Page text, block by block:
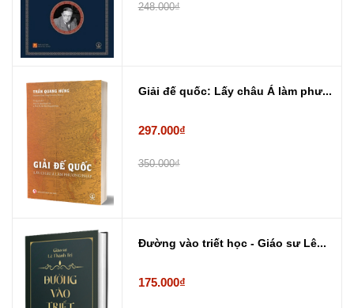
248.000₫
Giải đế quốc: Lấy châu Á làm phư...
297.000₫
350.000₫
Đường vào triết học - Giáo sư Lê...
175.000₫